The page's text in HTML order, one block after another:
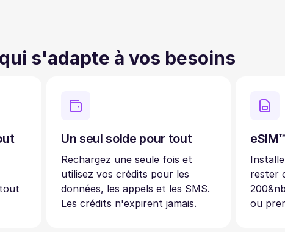
s'adapte à vos besoins
Un seul solde pour tout
Rechargez une seule fois et
utilisez vos crédits pour les
données, les appels et les SMS.
Les crédits n'expirent jamais.
rester
ou